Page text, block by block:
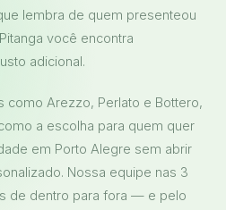
lembra de quem presenteou
você encontra
adicional.
como Arezzo, Perlato e Bottero,
a escolha para quem quer
em Porto Alegre sem abrir
Nossa equipe nas 3
de dentro para fora — e pelo